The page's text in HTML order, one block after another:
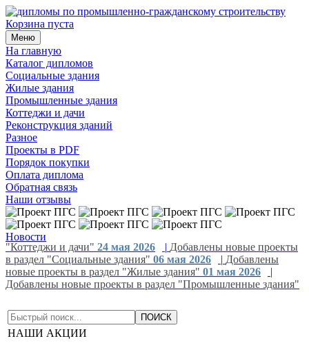
Корзина пуста
Меню
На главную
Каталог дипломов
Социальные здания
Жилые здания
Промышленные здания
Коттеджи и дачи
Реконструкция зданий
Разное
Проекты в PDF
Порядок покупки
Оплата диплома
Обратная связь
Наши отзывы
Новости
14 июля 2026 | Обновлен дизайн всех проектов на ветке
"Коттеджи и дачи" 24 мая 2026 | Добавлены новые проекты
в раздел "Социальные здания" 06 мая 2026 | Добавлены
новые проекты в раздел "Жилые здания" 01 мая 2026
|
Добавлены новые проекты в раздел "Промышленные здания"
НАШИ АКЦИИ